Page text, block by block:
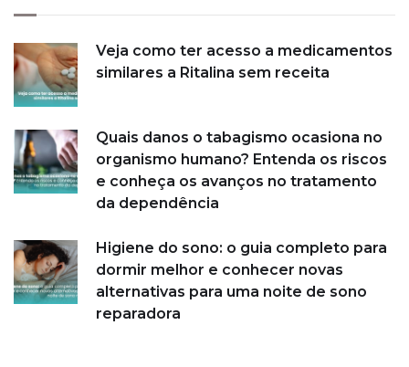
Veja como ter acesso a medicamentos
similares a Ritalina sem receita
Quais danos o tabagismo ocasiona no
organismo humano? Entenda os riscos
e conheça os avanços no tratamento
da dependência
Higiene do sono: o guia completo para
dormir melhor e conhecer novas
alternativas para uma noite de sono
reparadora